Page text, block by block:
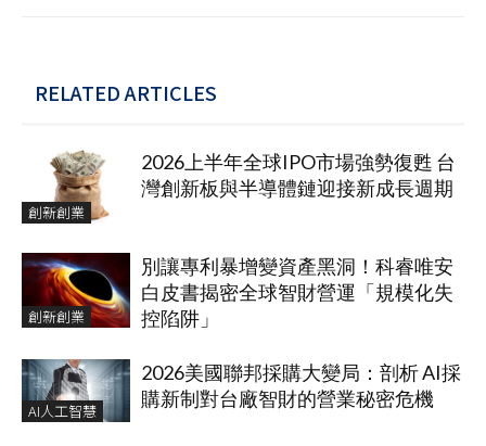
RELATED ARTICLES
創新創業
2026上半年全球IPO市場強勢復甦 台
灣創新板與半導體鏈迎接新成長週期
創新創業
別讓專利暴增變資產黑洞！科睿唯安
白皮書揭密全球智財營運「規模化失
控陷阱」
AI人工智慧
2026美國聯邦採購大變局：剖析 AI採
購新制對台廠智財的營業秘密危機